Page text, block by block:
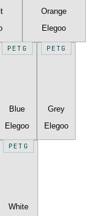
Orange
Elegoo
PETG
Blue
Elegoo
PETG
Grey
Elegoo
PETG
White